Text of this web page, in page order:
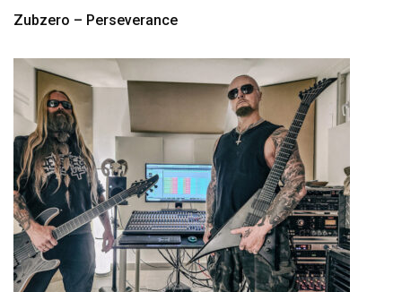
Zubzero – Perseverance